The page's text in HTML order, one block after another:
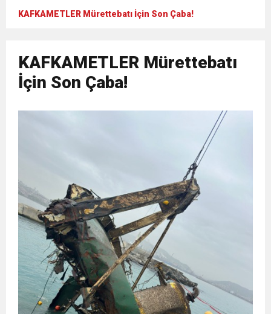
KAFKAMETLER Mürettebatı İçin Son Çaba!
KAFKAMETLER Mürettebatı
İçin Son Çaba!